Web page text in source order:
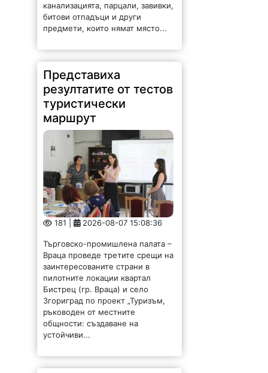
канализацията, парцали, завивки,
битови отпадъци и други
предмети, които нямат място...
Представиха
резултатите от тестов
туристически
маршрут
181 | 2026-08-07 15:08:36
Търговско-промишлена палата –
Враца проведе третите срещи на
заинтересованите страни в
пилотните локации квартал
Бистрец (гр. Враца) и село
Згориград по проект „Туризъм,
ръководен от местните
общности: създаване на
устойчиви...